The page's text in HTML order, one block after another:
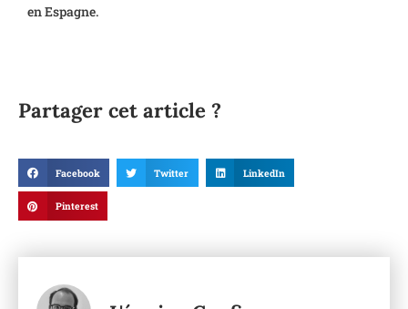
en Espagne.
Partager cet article ?
Facebook Twitter LinkedIn
Pinterest